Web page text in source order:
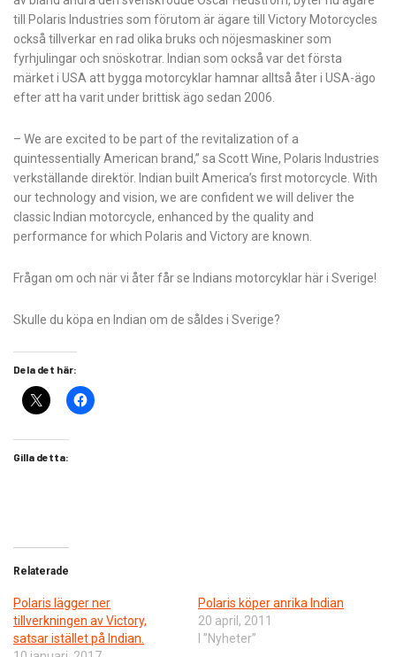
till Polaris Industries som förutom är ägare till Victory Motorcycles
också tillverkar en rad olika bruks och nöjesmaskiner som
fyrhjulingar och snöskotrar. Indian som också var det första
märket i USA att bygga motorcyklar hamnar alltså åter i USA-ägo
efter att ha varit under brittisk ägo sedan 2006.
– We are excited to be part of the revitalization of a
quintessentially American brand,” sa Scott Wine, Polaris Industries
verkställande direktör. Indian built America’s first motorcycle. With
our technology and vision, we are confident we will deliver the
classic Indian motorcycle, enhanced by the quality and
performance for which Polaris and Victory are known.
Frågan om och när vi åter får se Indians motorcyklar här i Sverige!
Skulle du köpa en Indian om de såldes i Sverige?
Dela det här:
Gilla detta:
Relaterade
Polaris lägger ner
tillverkningen av Victory,
satsar istället på Indian.
Polaris köper anrika Indian
20 april, 2011
I ”Nyheter”